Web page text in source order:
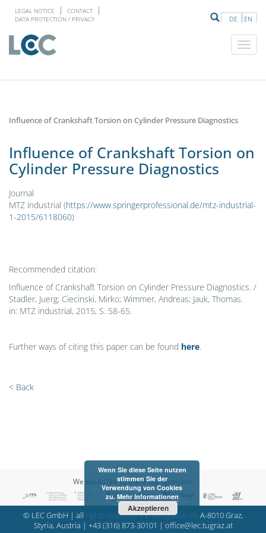
DE EN
LEGAL NOTICE
CONTACT
DATA PROTECTION / PRIVACY
Influence of Crankshaft Torsion on Cylinder Pressure Diagnostics
Influence of Crankshaft Torsion on
Cylinder Pressure Diagnostics
Journal
MTZ industrial (https://www.springerprofessional.de/mtz-industrial-
1-2015/6118060)
Recommended citation:
Influence of Crankshaft Torsion on Cylinder Pressure Diagnostics. /
Stadler, Juerg; Ciecinski, Mirko; Wimmer, Andreas; Jauk, Thomas.
in: MTZ industrial, 2015, S. 58-65.
Further ways of citing this paper can be found here.
< Back
We would like to thank our sponsors:
© LEC GmbH | all rights reserved | Inffeldgasse 19, A-8010 Graz,
Styria, Austria | +43 (316) 873-30101 | office@lec.tugraz.at
Wenn Sie diese Seite nutzen
stimmen Sie der
Verwendung von Cookies
zu. Mehr Informationen
Akzeptieren